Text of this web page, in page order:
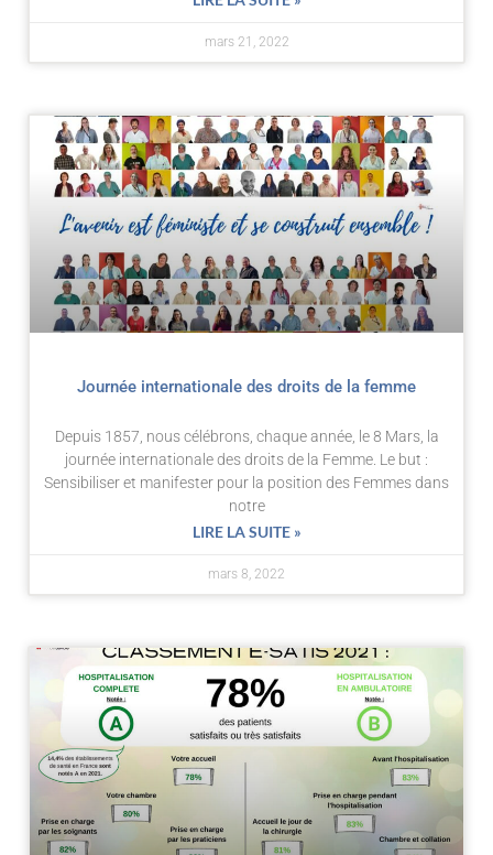
mars 21, 2022
Journée internationale des droits de la femme
Depuis 1857, nous célébrons, chaque année, le 8 Mars, la
journée internationale des droits de la Femme. Le but :
Sensibiliser et manifester pour la position des Femmes dans
notre
LIRE LA SUITE »
mars 8, 2022